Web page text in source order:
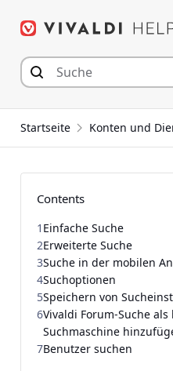
Inhalt
Startseite Konten und
Contents
1 Einfache Suche
2Erweiterte Suche
3Suche in der mobilen
4Suchoptionen
5Speichern von
6Vivaldi Forum-Suche
Suchmaschine
7Benutzer suchen